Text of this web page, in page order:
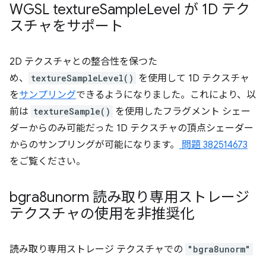
WGSL textureSampleLevel が 1D テク
スチャをサポート
2D テクスチャとの整合性を保つた
め、
textureSampleLevel() を使用して 1D テクスチャ
をサンプリングできるようになりました。これにより、以
前は textureSample() を使用したフラグメント シェー
ダーからのみ可能だった 1D テクスチャの頂点シェーダー
からのサンプリングが可能になります。
問題 382514673
をご覧ください。
bgra8unorm 読み取り専用ストレージ
テクスチャの使用を非推奨化
読み取り専用ストレージ テクスチャでの "bgra8unorm"